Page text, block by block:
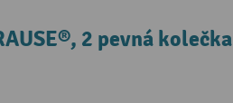
2 pevná kolečka